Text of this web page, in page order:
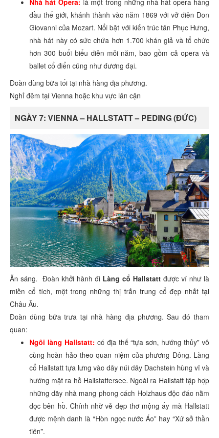
đầu thế giới, khánh thành vào năm 1869 với vở diễn Don
Giovanni của Mozart. Nổi bật với kiến trúc tân Phục Hưng,
nhà hát này có sức chứa hơn 1.700 khán giả và tổ chức
hơn 300 buổi biểu diễn mỗi năm, bao gồm cả opera và
ballet cổ điển cũng như đương đại.
Đoàn dùng bữa tối tại nhà hàng địa phương.
Nghỉ đêm tại Vienna hoặc khu vực lân cận
NGÀY 7: VIENNA – HALLSTATT – PEDING (ĐỨC)
Ăn sáng. Đoàn khởi hành đi Làng cổ Hallstatt được ví như là
miền cổ tích, một trong những thị trấn trung cổ đẹp nhất tại
Châu Âu.
Đoàn dùng bữa trưa tại nhà hàng địa phương. Sau đó tham
quan:
Ngôi làng Hallstatt: có địa thế “tựa sơn, hướng thủy” vô
cùng hoàn hảo theo quan niệm của phương Đông. Làng
cổ Hallstatt tựa lưng vào dãy núi dãy Dachstein hùng vĩ và
hướng mặt ra hồ Hallstattersee. Ngoài ra Hallstatt tập hợp
những dãy nhà mang phong cách Holzhaus độc đáo nằm
dọc bên hồ. Chính nhờ vẻ đẹp thơ mộng ấy mà Hallstatt
được mệnh danh là “Hòn ngọc nước Áo” hay “Xứ sở thần
tiên”.